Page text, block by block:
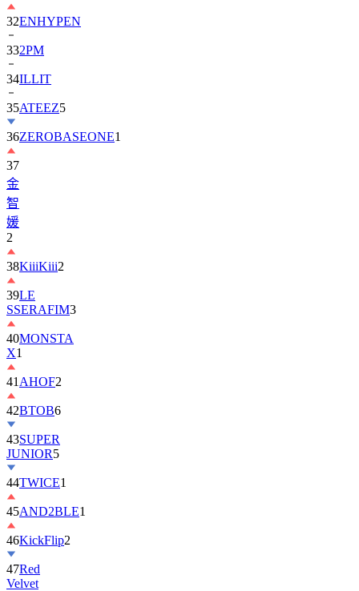
32ENHYPEN
332PM
34ILLIT
35ATEEZ5
36ZEROBASEONE1
37
金
智
媛
2
38KiiiKiii2
39LE
SSERAFIM3
40MONSTA
X1
41 AHOF2
42BTOB6
43SUPER
JUNIOR5
44TWICE1
45AND2BLE1
46KickFlip2
47Red
Velvet